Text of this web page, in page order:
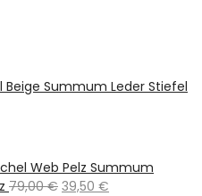
Summum Leder Stiefel
€.
Summum
79,00€ Ursprünglicher
39,50 €